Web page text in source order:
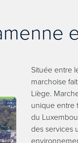
Située entre
marchoise
Liège.
unique entre
du
des services